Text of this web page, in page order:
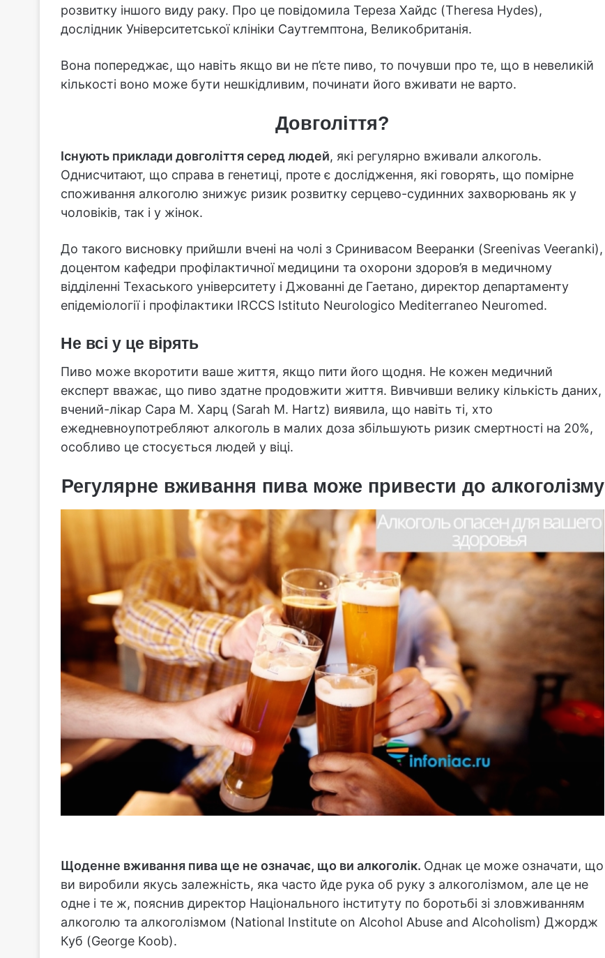
розвитку іншого виду раку. Про це повідомила Тереза Хайдс (Theresa Hydes),
дослідник Університетської клініки Саутгемптона, Великобританія.
Вона попереджає, що навіть якщо ви не п’єте пиво, то почувши про те, що в невеликій
кількості воно може бути нешкідливим, починати його вживати не варто.
Довголіття?
Існують приклади довголіття серед людей, які регулярно вживали алкоголь.
Однисчитают, що справа в генетиці, проте є дослідження, які говорять, що помірне
споживання алкоголю знижує ризик розвитку серцево-судинних захворювань як у
чоловіків, так і у жінок.
До такого висновку прийшли вчені на чолі з Сринивасом Вееранки (Sreenivas Veeranki),
доцентом кафедри профілактичної медицини та охорони здоров’я в медичному
відділенні Техаського університету і Джованні де Гаетано, директор департаменту
епідеміології і профілактики IRCCS Istituto Neurologico Mediterraneo Neuromed.
Не всі у це вірять
Пиво може вкоротити ваше життя, якщо пити його щодня. Не кожен медичний
експерт вважає, що пиво здатне продовжити життя. Вивчивши велику кількість даних,
вчений-лікар Сара М. Харц (Sarah M. Hartz) виявила, що навіть ті, хто
ежедневноупотребляют алкоголь в малих доза збільшують ризик смертності на 20%,
особливо це стосується людей у віці.
Регулярне вживання пива може привести до алкоголізму
Щоденне вживання пива ще не означає, що ви алкоголік. Однак це може означати, що
ви виробили якусь залежність, яка часто йде рука об руку з алкоголізмом, але це не
одне і те ж, пояснив директор Національного інституту по боротьбі зі зловживанням
алкоголю та алкоголізмом (National Institute on Alcohol Abuse and Alcoholism) Джордж
Куб (George Koob).